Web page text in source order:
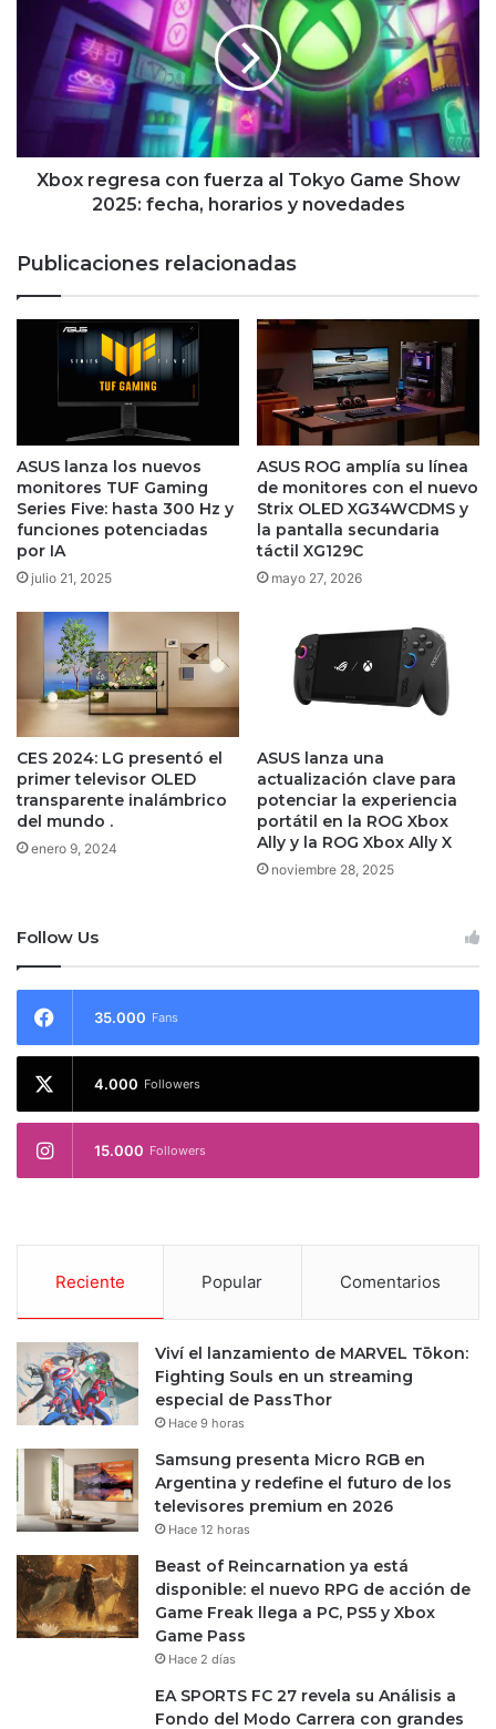
hockey
fuerza
2025:
fecha,
Xbox regresa con fuerza al Tokyo Game Show
2025: fecha, horarios y novedades
Publicaciones relacionadas
ASUS lanza los nuevos
monitores TUF Gaming
Series Five: hasta 300 Hz y
funciones potenciadas
por IA
julio 21, 2025
ASUS ROG amplía su línea
de monitores con el nuevo
Strix OLED XG34WCDMS y
la pantalla secundaria
táctil XG129C
mayo 27, 2026
CES 2024: LG presentó el
primer televisor OLED
transparente inalámbrico
del mundo .
enero 9, 2024
ASUS lanza una
actualización clave para
potenciar la experiencia
portátil en la ROG Xbox
Ally y la ROG Xbox Ally X
noviembre 28, 2025
Follow Us
35.000 Fans
4.000 Followers
15.000 Followers
Reciente Popular Comentarios
Viví el lanzamiento de MARVEL Tōkon:
Fighting Souls en un streaming
especial de PassThor
Hace 9 horas
Samsung presenta Micro RGB en
Argentina y redefine el futuro de los
televisores premium en 2026
Hace 12 horas
Beast of Reincarnation ya está
disponible: el nuevo RPG de acción de
Game Freak llega a PC, PS5 y Xbox
Game Pass
Hace 2 días
EA SPORTS FC 27 revela su Análisis a
Fondo del Modo Carrera con grandes